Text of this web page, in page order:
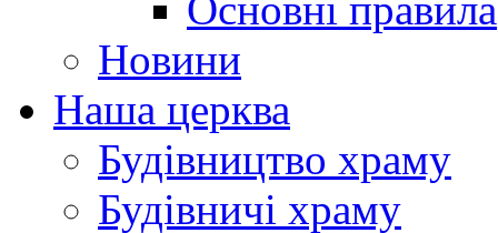
Новини
Наша церква
Будівництво храму
Будівничі храму